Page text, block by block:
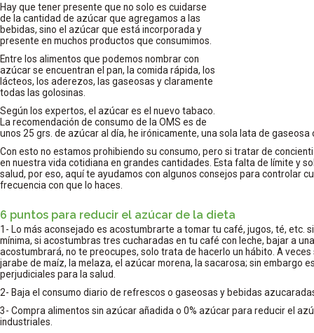
Hay que tener presente que no solo es cuidarse
de la cantidad de azúcar que agregamos a las
bebidas, sino el azúcar que está incorporada y
presente en muchos productos que consumimos.
Entre los alimentos que podemos nombrar con
azúcar se encuentran el pan, la comida rápida, los
lácteos, los aderezos, las gaseosas y claramente
todas las golosinas.
Según los expertos, el azúcar es el nuevo tabaco.
La recomendación de consumo de la OMS es de
unos 25 grs. de azúcar al día, he irónicamente, una sola lata de
Con esto no estamos prohibiendo su consumo, pero si tratar de
en nuestra vida cotidiana en grandes cantidades. Esta falta de límite y
salud, por eso, aquí te ayudamos con algunos consejos para controlar
frecuencia con que lo haces.
6 puntos para reducir el azúcar de la dieta
1- Lo más aconsejado es acostumbrarte a tomar tu café, jugos, té, etc.
mínima, si acostumbras tres cucharadas en tu café con leche, bajar a
acostumbrará, no te preocupes, solo trata de hacerlo un hábito. A
jarabe de maíz, la melaza, el azúcar morena, la sacarosa; sin embargo
perjudiciales para la salud.
2- Baja el consumo diario de refrescos o gaseosas y bebidas
3- Compra alimentos sin azúcar añadida o 0% azúcar para reducir el
industriales.